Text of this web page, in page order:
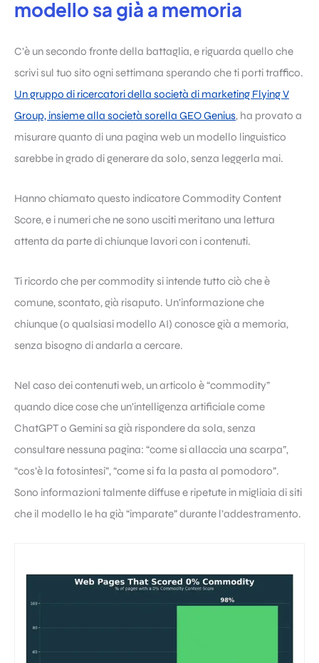
modello sa già a memoria
C’è un secondo fronte della battaglia, e riguarda quello che
scrivi sul tuo sito ogni settimana sperando che ti porti traffico.
Un gruppo di ricercatori della società di marketing Flying V
Group, insieme alla società sorella GEO Genius, ha provato a
misurare quanto di una pagina web un modello linguistico
sarebbe in grado di generare da solo, senza leggerla mai.
Hanno chiamato questo indicatore Commodity Content
Score, e i numeri che ne sono usciti meritano una lettura
attenta da parte di chiunque lavori con i contenuti.
Ti ricordo che per commodity si intende tutto ciò che è
comune, scontato, già risaputo. Un’informazione che
chiunque (o qualsiasi modello AI) conosce già a memoria,
senza bisogno di andarla a cercare.
Nel caso dei contenuti web, un articolo è “commodity”
quando dice cose che un’intelligenza artificiale come
ChatGPT o Gemini sa già rispondere da sola, senza
consultare nessuna pagina: “come si allaccia una scarpa”,
“cos’è la fotosintesi”, “come si fa la pasta al pomodoro”.
Sono informazioni talmente diffuse e ripetute in migliaia di siti
che il modello le ha già “imparate” durante l’addestramento.